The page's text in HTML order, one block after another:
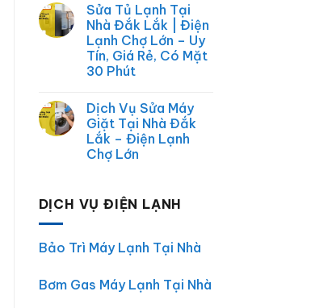
Lạnh,
Điện
Tử
Chợ
Lớn
|
Sửa
Điện
Lạnh,
Điện
Nhà
TP.HCM
bình
luận
ở
Sửa
máy
lạnh
Uy
Đắk
Lắk
Sửa Tủ Lạnh Tại
Nhà Đắk Lắk | Điện
Lạnh Chợ Lớn – Uy
Tín, Giá Rẻ, Có Mặt
30 Phút
bình
luận
ở
Sửa
Tủ
Lạnh
Lắk
|
Chợ
Lớn
Tín,
Dịch Vụ Sửa Máy
Giặt Tại Nhà Đắk
Lắk – Điện Lạnh
Chợ Lớn
luận
ở
Sửa
Máy
Nhà
DỊCH VỤ ĐIỆN LẠNH
Bảo Trì Máy Lạnh Tại Nhà
Bơm Gas Máy Lạnh Tại Nhà